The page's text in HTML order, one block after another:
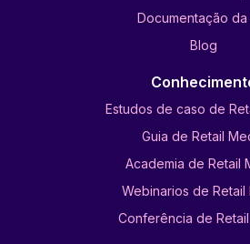
Documentação da
Blog
Estudos de caso de
Guia de Retail
Academia de Retail
Webinarios de Retail
Conferência de